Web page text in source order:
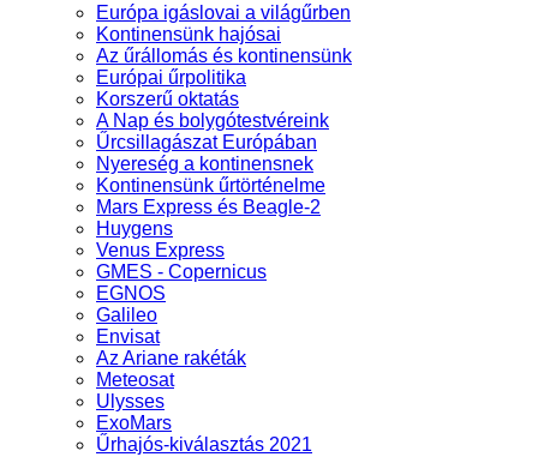
Európa igáslovai a világűrben
Kontinensünk hajósai
Az űrállomás és kontinensünk
Európai űrpolitika
Korszerű oktatás
A Nap és bolygótestvéreink
Űrcsillagászat Európában
Nyereség a kontinensnek
Kontinensünk űrtörténelme
Mars Express és Beagle-2
Huygens
Venus Express
GMES - Copernicus
EGNOS
Galileo
Envisat
Az Ariane rakéták
Meteosat
Ulysses
ExoMars
Űrhajós-kiválasztás 2021